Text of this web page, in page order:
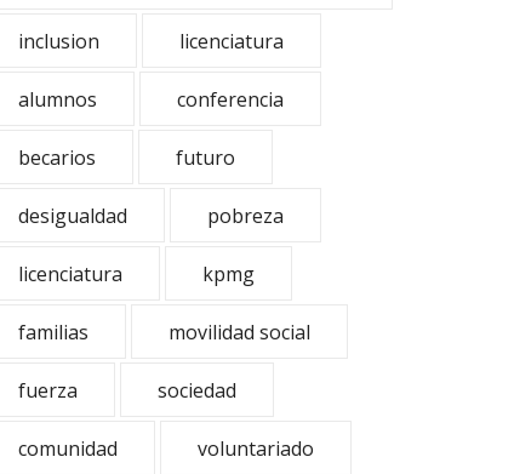
inclusion licenciatura
alumnos conferencia
becarios futuro
desigualdad pobreza
licenciatura kpmg
familias movilidad social
fuerza sociedad
comunidad voluntariado